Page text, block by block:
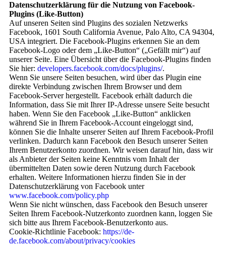
Datenschutzerklärung für die Nutzung von Facebook-
Plugins (Like-Button)
Auf unseren Seiten sind Plugins des sozialen Netzwerks
Facebook, 1601 South California Avenue, Palo Alto, CA 94304,
USA integriert. Die Facebook-Plugins erkennen Sie an dem
Facebook-Logo oder dem „Like-Button“ („Gefällt mir“) auf
unserer Seite. Eine Übersicht über die Facebook-Plugins finden
Sie hier: developers.facebook.com/docs/plugins/.
Wenn Sie unsere Seiten besuchen, wird über das Plugin eine
direkte Verbindung zwischen Ihrem Browser und dem
Facebook-Server hergestellt. Facebook erhält dadurch die
Information, dass Sie mit Ihrer IP-Adresse unsere Seite besucht
haben. Wenn Sie den Facebook „Like-Button“ anklicken
während Sie in Ihrem Facebook-Account eingeloggt sind,
können Sie die Inhalte unserer Seiten auf Ihrem Facebook-Profil
verlinken. Dadurch kann Facebook den Besuch unserer Seiten
Ihrem Benutzerkonto zuordnen. Wir weisen darauf hin, dass wir
als Anbieter der Seiten keine Kenntnis vom Inhalt der
übermittelten Daten sowie deren Nutzung durch Facebook
erhalten. Weitere Informationen hierzu finden Sie in der
Datenschutzerklärung von Facebook unter
www.facebook.com/policy.php
Wenn Sie nicht wünschen, dass Facebook den Besuch unserer
Seiten Ihrem Facebook-Nutzerkonto zuordnen kann, loggen Sie
sich bitte aus Ihrem Facebook-Benutzerkonto aus.
Cookie-Richtlinie Facebook: https://de-
de.facebook.com/about/privacy/cookies